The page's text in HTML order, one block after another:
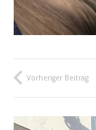
Vorheriger Beitrag